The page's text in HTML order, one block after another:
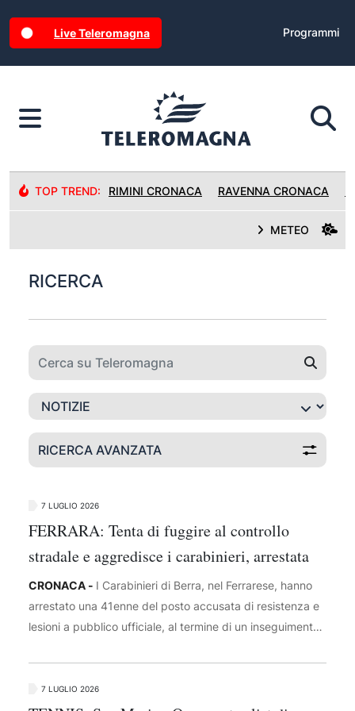
Live Teleromagna Programmi
TOP TREND: RIMINI CRONACA RAVENNA CRONACA
METEO
RICERCA
RICERCA AVANZATA
7 LUGLIO 2026
FERRARA: Tenta di fuggire al controllo
stradale e aggredisce i carabinieri, arrestata
CRONACA - I Carabinieri di Berra, nel Ferrarese, hanno
arrestato una 41enne del posto accusata di resistenza e
lesioni a pubblico ufficiale, al termine di un inseguimento
un'utilitaria con due persone a bordo durante un controllo
stradale. Insospettiti dall'atteggiamento della
7 LUGLIO 2026